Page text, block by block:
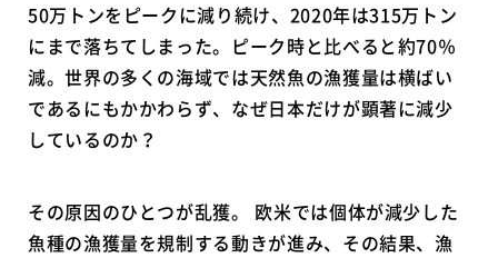
50万トンをピークに減り続け、2020年は315万トン
にまで落ちてしまった。ピーク時と比べると約70％
減。世界の多くの海域では天然魚の漁獲量は横ばい
であるにもかかわらず、なぜ日本だけが顕著に減少
しているのか？
その原因のひとつが乱獲。 欧米では個体が減少した
魚種の漁獲量を規制する動きが進み、その結果、漁